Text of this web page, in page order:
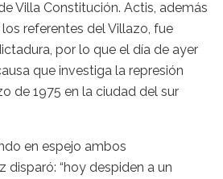
Villa Constitución. Actis, además
referentes del Villazo, fue
por lo que el día de ayer
que investiga la represión
de 1975 en la ciudad del sur
en espejo ambos
disparó: “hoy despiden a un